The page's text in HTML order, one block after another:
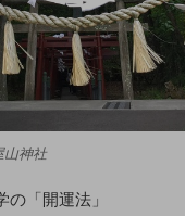
山神社
の「開運法」